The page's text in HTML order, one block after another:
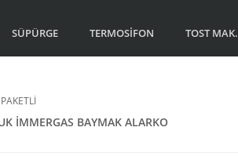
SÜPÜRGE TERMOSİFON TOST MAK.
İMMERGAS BAYMAK ALARKO